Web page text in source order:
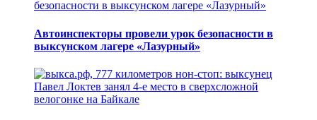
Автоинспекторы провели урок безопасности в
выксунском лагере «Лазурный»